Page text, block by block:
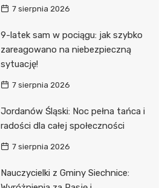
7 sierpnia 2026
9-latek sam w pociągu: jak szybko
zareagowano na niebezpieczną
sytuację!
7 sierpnia 2026
Jordanów Śląski: Noc pełna tańca i
radości dla całej społeczności
7 sierpnia 2026
Nauczycielki z Gminy Siechnice: